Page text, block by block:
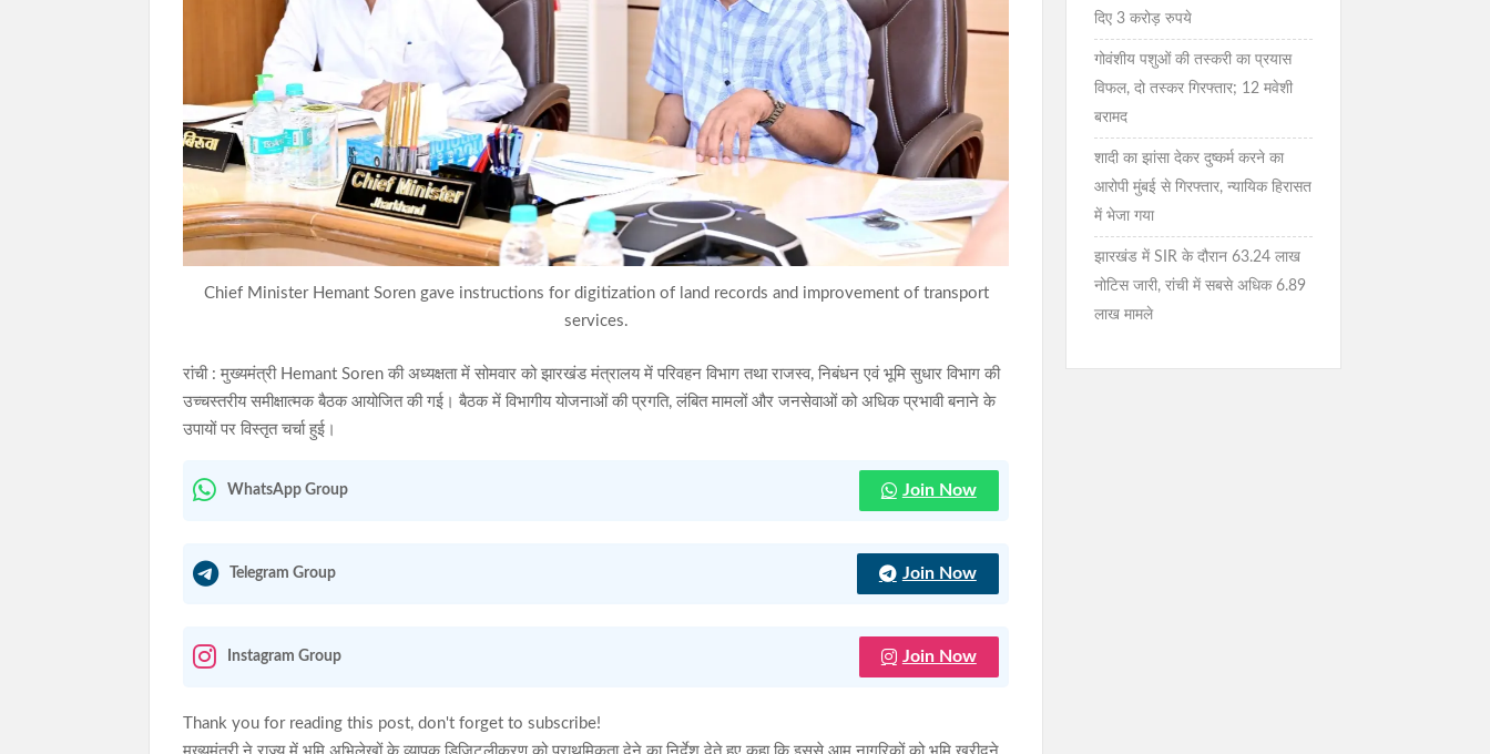
Chief Minister Hemant Soren gave instructions for digitization of land records and improvement of transport
services.
रांची : मुख्यमंत्री Hemant Soren की अध्यक्षता में सोमवार को झारखंड मंत्रालय में परिवहन विभाग तथा राजस्व, निबंधन एवं भूमि सुधार विभाग की
उच्चस्तरीय समीक्षात्मक बैठक आयोजित की गई। बैठक में विभागीय योजनाओं की प्रगति, लंबित मामलों और जनसेवाओं को अधिक प्रभावी बनाने के
उपायों पर विस्तृत चर्चा हुई।
WhatsApp Group Join Now
Telegram Group Join Now
Instagram Group Join Now
Thank you for reading this post, don't forget to subscribe!
दिए 3 करोड़ रुपये
गोवंशीय पशुओं की तस्करी का प्रयास
विफल, दो तस्कर गिरफ्तार; 12 मवेशी
बरामद
शादी का झांसा देकर दुष्कर्म करने का
आरोपी मुंबई से गिरफ्तार, न्यायिक हिरासत
में भेजा गया
झारखंड में SIR के दौरान 63.24 लाख
नोटिस जारी, रांची में सबसे अधिक 6.89
लाख मामले